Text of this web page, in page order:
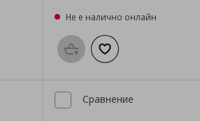
списъка с любими
Не е налично онлайн
Προσθήκη στο καλάθι
Добави към
Сравнение